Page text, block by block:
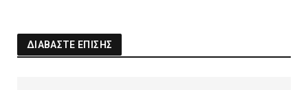
ΔΙΑΒΑΣΤΕ ΕΠΙΣΗΣ